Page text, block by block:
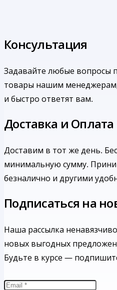
Консультация
Задавайте любые вопросы
товары нашим
и быстро ответят вам.
Доставка и Оплата
Доставим в тот же день.
минимальную сумму.
безналично и другими
Подписаться на
Наша рассылка
новых выгодных
Будьте в курсе —